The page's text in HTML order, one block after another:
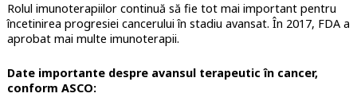
Rolul imunoterapiilor continuă să fie tot mai important pentru
încetinirea progresiei cancerului în stadiu avansat. În 2017, FDA a
aprobat mai multe imunoterapii.
Date importante despre avansul terapeutic în cancer,
conform ASCO: